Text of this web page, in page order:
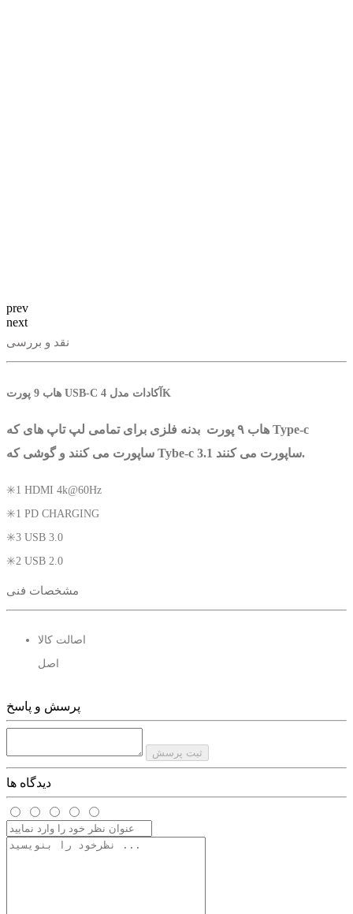
prev
next
نقد و بررسی
هاب 9 پورت USB-C آکادات مدل 4K
هاب ۹ ‌پورت بدنه فلزی برای تمامی لپ تاپ های که Type-c
ساپورت می کنند و گوشی که Tybe-c 3.1 ساپورت می کنند.
✳️1 HDMI 4k@60Hz
✳️1 PD CHARGING
✳️3 USB 3.0
✳️2 USB 2.0
✳️1 TF card sold
✳️1 SD Card sold
مشخصات فنی
اصالت کالا
اصل
پرسش و پاسخ
ثبت پرسش
دیدگاه ها